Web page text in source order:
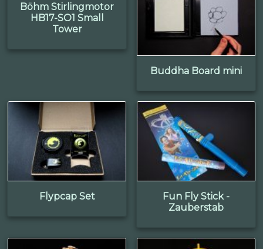
Böhm Stirlingmotor
HB17-SO1 Small
Tower
Buddha Board mini
Flypcap Set
Fun Fly Stick -
Zauberstab